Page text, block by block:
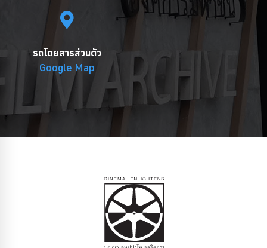
รถโดยสารส่วนตัว
Google Map